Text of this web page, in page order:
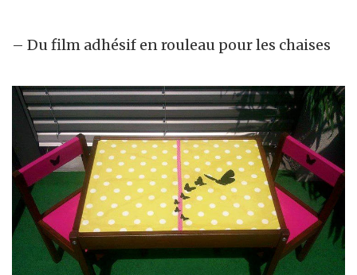
– Du film adhésif en rouleau pour les chaises